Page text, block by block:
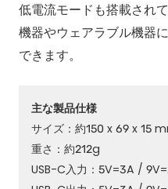
低電流モードも搭載され
機器やウェアラブル機器
できます。
主な製品仕様
サイズ：約150 x 69 x 15
重さ：約212g
USB-C入力：5V=3A /